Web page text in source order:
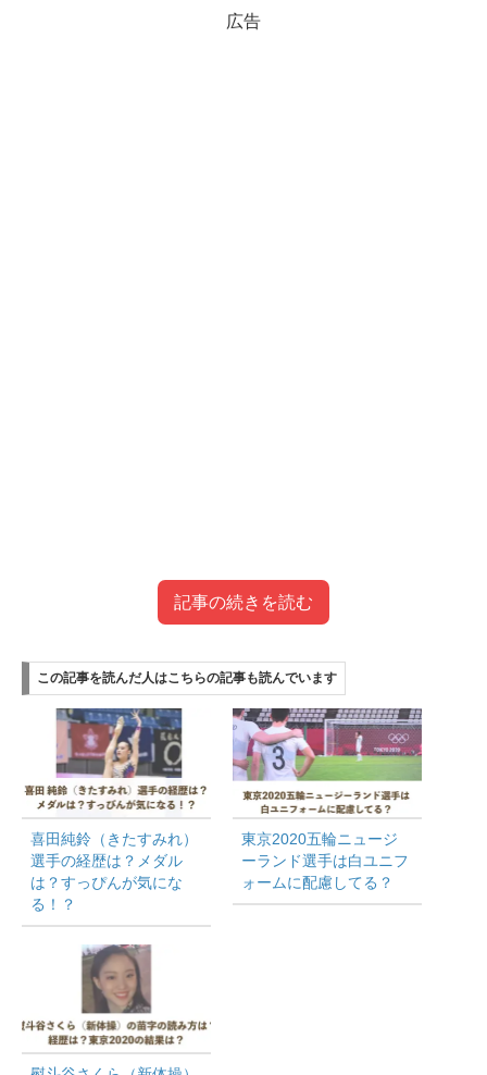
広告
記事の続きを読む
目次
浦瑠一朗コーチの経歴は？
瀬戸大也選手と同級生コンビで挑んだオリンピック
は？
まとめ
この記事を読んだ人はこちらの記事も読んでいま
す
浦瑠一朗コーチの経歴は？
この記事を読んだ人はこちらの記事も読んでいます
喜田純鈴（きたすみれ）
選手の経歴は？メダル
は？すっぴんが気にな
る！？
東京2020五輪ニュージ
ーランド選手は白ユニフ
ォームに配慮してる？